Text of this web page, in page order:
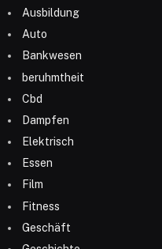
Ausbildung
Auto
Bankwesen
beruhmtheit
Cbd
Dampfen
Elektrisch
Essen
Film
Fitness
Geschäft